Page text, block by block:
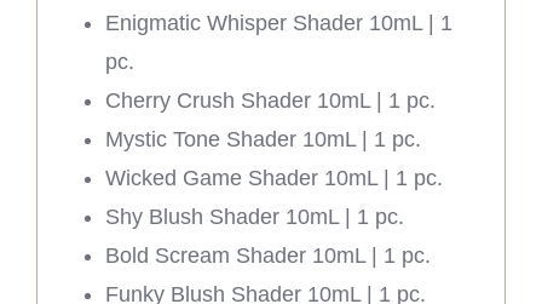
Enigmatic Whisper Shader 10mL | 1
pc.
Cherry Crush Shader 10mL | 1 pc.
Mystic Tone Shader 10mL | 1 pc.
Wicked Game Shader 10mL | 1 pc.
Shy Blush Shader 10mL | 1 pc.
Bold Scream Shader 10mL | 1 pc.
Funky Blush Shader 10mL | 1 pc.